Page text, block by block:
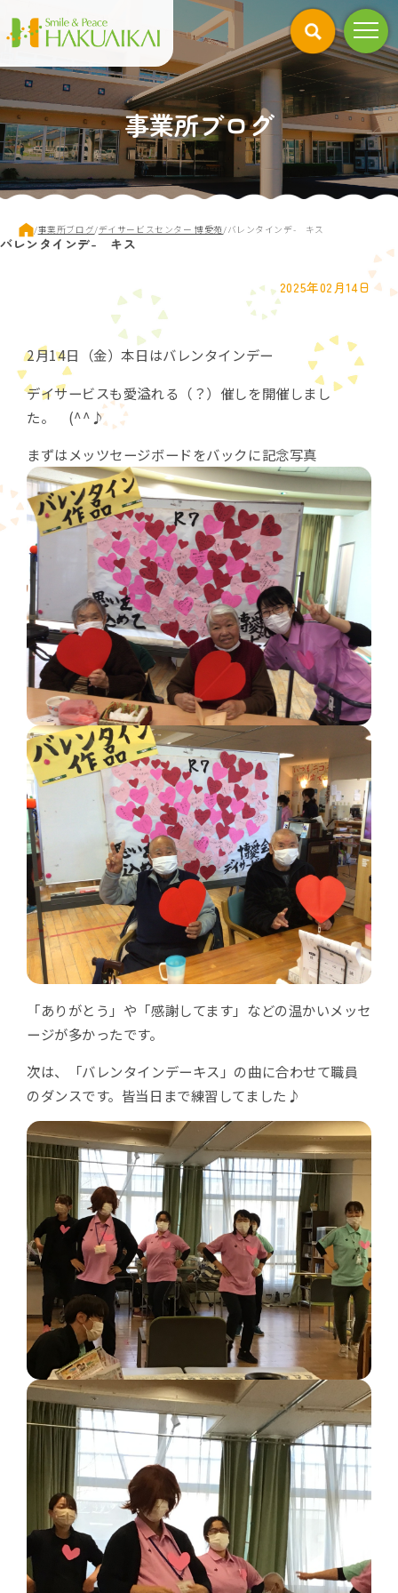
事業所ブログ
現
在
/事業所ブログ/デイサービスセンター 博愛苑/バレンタインデ- キス
バレンタインデ- キス
2025年02月14日
2月14日（金）本日はバレンタインデー
デイサービスも愛溢れる（？）催しを開催しまし
た。 (^^♪
まずはメッツセージボードをバックに記念写真
「ありがとう」や「感謝してます」などの温かいメッセ
ージが多かったです。
次は、「バレンタインデーキス」の曲に合わせて職員
のダンスです。皆当日まで練習してました♪